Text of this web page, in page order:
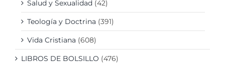
Salud y Sexualidad (42)
Teología y Doctrina (391)
Vida Cristiana (608)
LIBROS DE BOLSILLO (476)